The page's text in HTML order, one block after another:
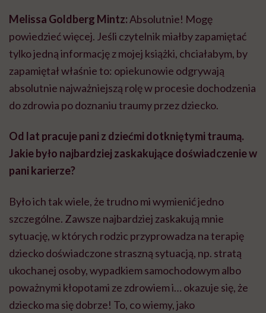
Melissa Goldberg Mintz:Absolutnie! Mogę
powiedzieć więcej. Jeśli czytelnik miałby zapamiętać
tylko jedną informację z mojej książki, chciałabym, by
zapamiętał właśnie to: opiekunowie odgrywają
absolutnie najważniejszą rolę w procesie dochodzenia
do zdrowia po doznaniu traumy przez dziecko.
Od lat pracuje pani z dziećmi dotkniętymi traumą.
Jakie było najbardziej zaskakujące doświadczenie w
pani karierze?
Było ich tak wiele, że trudno mi wymienić jedno
szczególne. Zawsze najbardziej zaskakują mnie
sytuację, w których rodzic przyprowadza na terapię
dziecko doświadczone straszną sytuacją, np. stratą
ukochanej osoby, wypadkiem samochodowym albo
poważnymi kłopotami ze zdrowiem i… okazuje się, że
dziecko ma się dobrze! To, co wiemy, jako